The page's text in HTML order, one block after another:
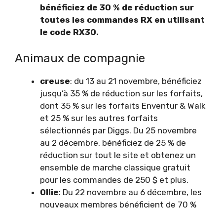
bénéficiez de 30 % de réduction sur
toutes les commandes RX en utilisant
le code RX30.
Animaux de compagnie
creuse: du 13 au 21 novembre, bénéficiez
jusqu’à 35 % de réduction sur les forfaits,
dont 35 % sur les forfaits Enventur & Walk
et 25 % sur les autres forfaits
sélectionnés par Diggs. Du 25 novembre
au 2 décembre, bénéficiez de 25 % de
réduction sur tout le site et obtenez un
ensemble de marche classique gratuit
pour les commandes de 250 $ et plus.
Ollie: Du 22 novembre au 6 décembre, les
nouveaux membres bénéficient de 70 %